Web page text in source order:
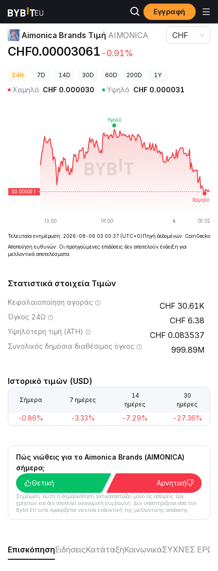
Εγγραφή
Τιμές Κρυπτονομισμάτων Aimonica Brands Τιμή AIMONICA
Aimonica Brands Τιμή AIMONICA
CHF0.00003061 -0.91%
CHF
24H 7D 14D 30D 60D 200D 1Y
Χαμηλό CHF 0.000030 Υψηλό CHF 0.000031
Τελευταία ενημέρωση: 2026-08-06 03:00:37 (UTC+0) Πηγή δεδομένων: CoinGecko
Αποποίηση ευθυνών: Οι προηγούμενες επιδόσεις δεν αποτελούν ένδειξη για
μελλοντικά αποτελέσματα.
Στατιστικά στοιχεία Τιμών
Κεφαλαιοποίηση αγοράς 30.61K
Όγκος 24Ω 6.38
Υψηλότερη τιμή (ATH) 0.083537
Συνολικός δημόσια διαθέσιμος όγκος 999.89M
Ιστορικό τιμών (USD)
Σήμερα 7 ημέρες
14
ημέρες
30
ημέρες
-0.86% -3.33% -7.29% -27.36%
Πώς νιώθεις για το Aimonica Brands (AIMONICA)
σήμερα;
Θετική
Αρνητική
Σημείωση: Αυτή η δημοσκόπηση αντικατοπτρίζει μόνο τις απόψεις των
χρηστών και δεν αποτελεί οικονομική συμβουλή. Δεν υποστηρίζεται από την
Bybit EU ούτε προορίζεται να είναι ενδεικτική της μελλοντικής απόδοσης.
ΕπισκόπησηΕιδήσειςΚατάταξηΚοινωνικάΣΥΧΝΈΣ